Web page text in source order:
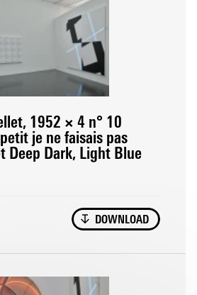
1952 × 4 n° 10
je ne faisais pas
Deep Dark, Light Blue
DOWNLOAD